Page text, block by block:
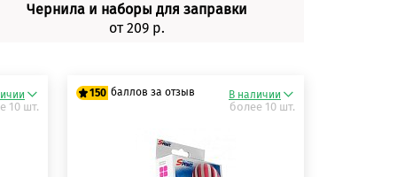
Чернила и наборы для заправки
от 209 р.
10 шт.
150 баллов за отзыв В наличии
более 10 шт.